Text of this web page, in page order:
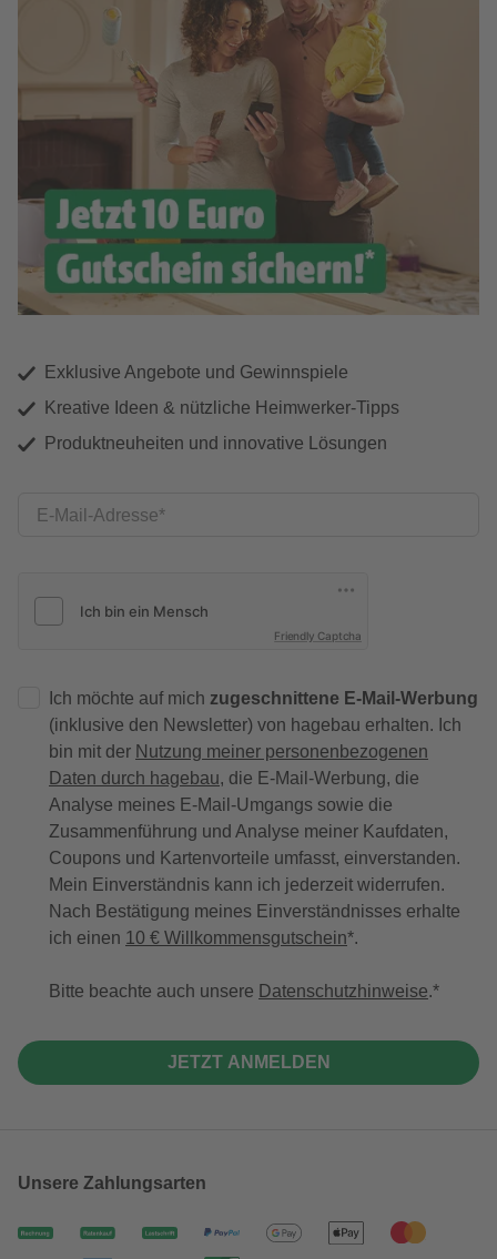
Exklusive Angebote und Gewinnspiele
Kreative Ideen & nützliche Heimwerker-Tipps
Produktneuheiten und innovative Lösungen
E-Mail-Adresse
Friendly Captcha
Ich möchte auf mich zugeschnittene E-Mail-Werbung
(inklusive den Newsletter) von hagebau erhalten. Ich
bin mit der Nutzung meiner personenbezogenen
Daten durch hagebau, die E-Mail-Werbung, die
Analyse meines E-Mail-Umgangs sowie die
Zusammenführung und Analyse meiner Kaufdaten,
Coupons und Kartenvorteile umfasst, einverstanden.
Mein Einverständnis kann ich jederzeit widerrufen.
Nach Bestätigung meines Einverständnisses erhalte
ich einen 10 € Willkommensgutschein*.
Bitte beachte auch unsere Datenschutzhinweise.
JETZT ANMELDEN
Unsere Zahlungsarten